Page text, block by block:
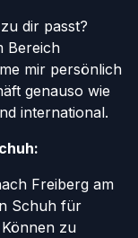
dir passt?
Bereich
mir persönlich
genauso wie
international.
Freiberg am
Schuh für
zu